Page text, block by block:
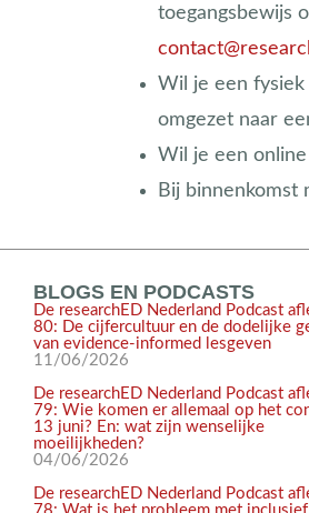
toegangsbewijs
Wil je een fysiek
omgezet naar
Wil je een
Bij binnenkomst
BLOGS EN PODCASTS
De researchED Nederland Podcast
80: De cijfercultuur en de dodelijke
van evidence-informed lesgeven
11/06/2026
De researchED Nederland Podcast
79: Wie komen er allemaal op het
13 juni? En: wat zijn wenselijke
moeilijkheden?
04/06/2026
De researchED Nederland Podcast